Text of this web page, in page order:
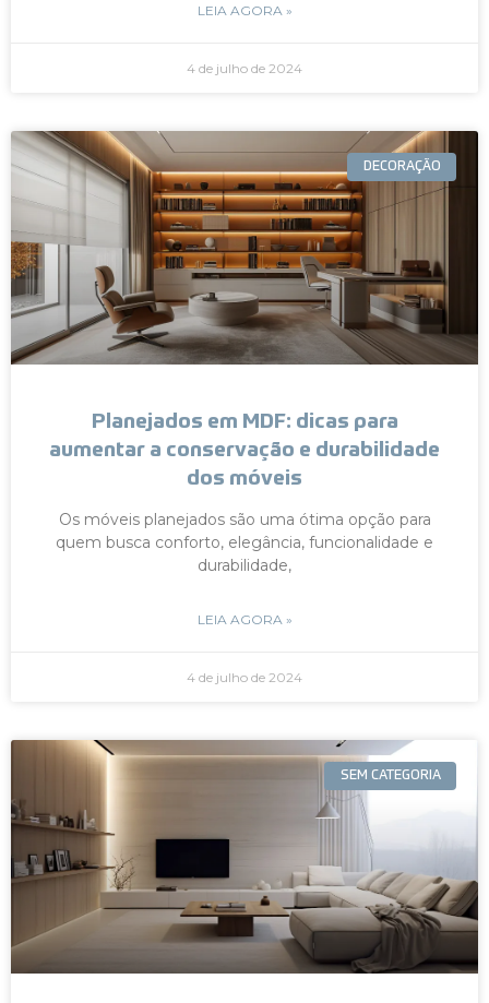
LEIA AGORA »
4 de julho de 2024
DECORAÇÃO
Planejados em MDF: dicas para
aumentar a conservação e durabilidade
dos móveis
Os móveis planejados são uma ótima opção para
quem busca conforto, elegância, funcionalidade e
durabilidade,
LEIA AGORA »
4 de julho de 2024
SEM CATEGORIA